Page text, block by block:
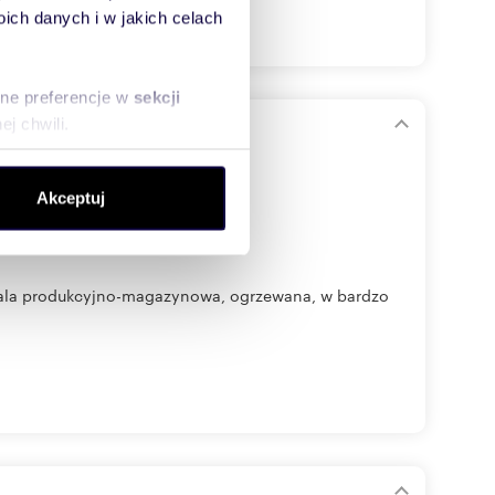
danych i w jakich celach
preferencje w sekcji
chwili.
społecznościowym,
od Ciebie lub
Akceptuj
produkcyjno-magazynowa, ogrzewana, w bardzo